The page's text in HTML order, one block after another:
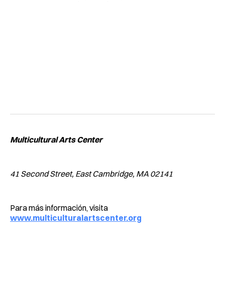
Multicultural Arts Center
41 Second Street, East Cambridge, MA 02141
Para más información, visita
www.multiculturalartscenter.org